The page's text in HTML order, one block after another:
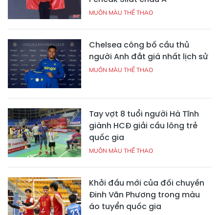
MUÔN MÀU THỂ THAO
Chelsea công bố cầu thủ
người Anh đắt giá nhất lịch sử
MUÔN MÀU THỂ THAO
Tay vợt 8 tuổi người Hà Tĩnh
giành HCĐ giải cầu lông trẻ
quốc gia
MUÔN MÀU THỂ THAO
Khởi đầu mới của đối chuyền
Đinh Văn Phương trong màu
áo tuyển quốc gia